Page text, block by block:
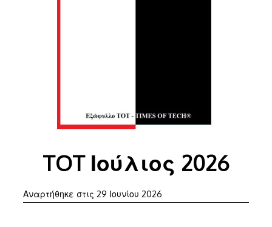
TOT Ιούλιος 2026
Αναρτήθηκε στις 29 Ιουνίου 202629